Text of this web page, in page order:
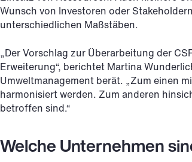
Wunsch von Investoren oder
unterschiedlichen Maßstäben.
„Der Vorschlag zur Überarbeitung der
Erweiterung“, berichtet Martina
Umweltmanagement berät. „Zum einen
harmonisiert werden. Zum anderen
betroffen sind.“
Welche Unternehmen